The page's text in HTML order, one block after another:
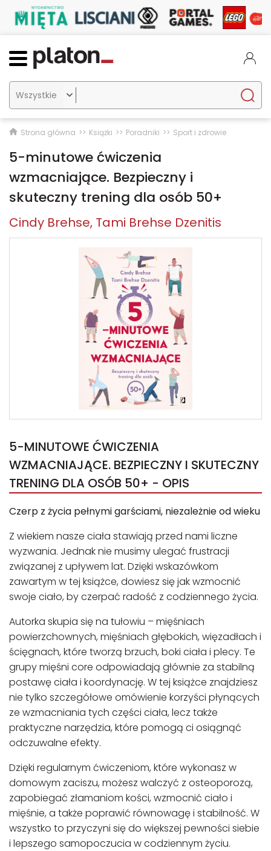

Strona główna Książki Poradniki Sport i zdrowie
5-minutowe ćwiczenia
wzmacniające. Bezpieczny i
skuteczny trening dla osób 50+
Cindy Brehse Tami Brehse Dzenitis
5-MINUTOWE ĆWICZENIA
WZMACNIAJĄCE. BEZPIECZNY I SKUTECZNY
TRENING DLA OSÓB 50+ - OPIS
Czerp z życia pełnymi garściami, niezależnie od wieku
Z wiekiem nasze ciała stawiają przed nami liczne
wyzwania. Jednak nie musimy ulegać frustracji
związanej z upływem lat. Dzięki wskazówkom
zawartym w tej książce, dowiesz się jak wzmocnić
swoje ciało, by czerpać radość z codziennego życia.
Autorka skupia się na tułowiu – mięśniach
powierzchownych, mięśniach głębokich, więzadłach i
ścięgnach, które tworzą brzuch, boki ciała i plecy. Te
grupy mięśni core odpowiadają głównie za stabilną
postawę ciała i koordynację. W tej książce znajdziesz
nie tylko szczegółowe omówienie korzyści płynących
ze wzmacniania tych części ciała, lecz także
praktyczne narzędzia, które pomogą ci osiągnąć
odczuwalne efekty.
Dzięki regularnym ćwiczeniom, które wykonasz w
domowym zaciszu, możesz walczyć z osteoporozą,
zapobiegać złamaniom kości, wzmocnić ciało i
mięśnie, a także poprawić równowagę i stabilność. W
wszystko to przyczyni się do większej pewności siebie
i lepszego samopoczucia w codziennym życiu.